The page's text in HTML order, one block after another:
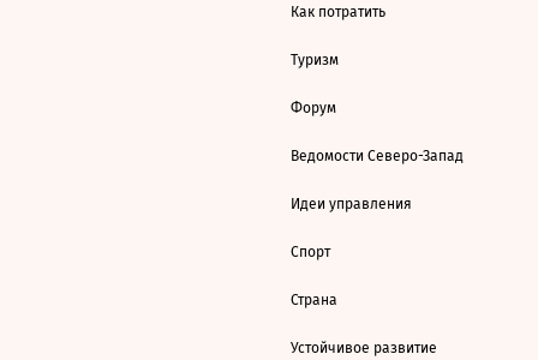
Как потратить
Туризм
Форум
Ведомости Северо-Запад
Идеи управления
Спорт
Страна
Устойчивое развитие